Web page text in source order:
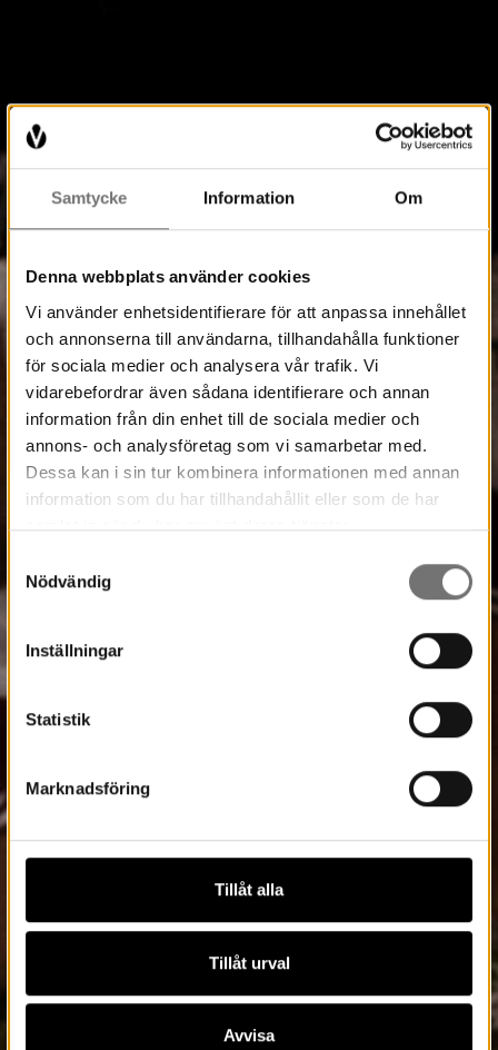
Samtycke Information Om
Denna webbplats använder cookies
Vi använder enhetsidentifierare för att anpassa innehållet
och annonserna till användarna, tillhandahålla funktioner
för sociala medier och analysera vår trafik. Vi
vidarebefordrar även sådana identifierare och annan
information från din enhet till de sociala medier och
annons- och analysföretag som vi samarbetar med.
Dessa kan i sin tur kombinera informationen med annan
information som du har tillhandahållit eller som de har
samlat in när du har använt deras tjänster.
Nödvändig
Inställningar
Statistik
Marknadsföring
Tillåt alla
Tillåt urval
Avvisa